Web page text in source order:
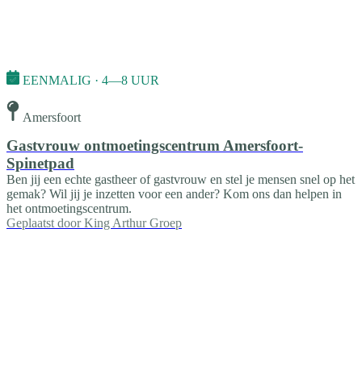
EENMALIG · 4—8 UUR
Amersfoort
Gastvrouw ontmoetingscentrum Amersfoort-
Spinetpad
Ben jij een echte gastheer of gastvrouw en stel je mensen snel op het
gemak? Wil jij je inzetten voor een ander? Kom ons dan helpen in
het ontmoetingscentrum.
Geplaatst door King Arthur Groep